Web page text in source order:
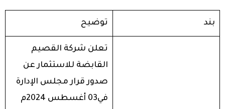
بند توضيح
تعلن شركة القصيم
القابضة للاستثمار عن
صدور قرار مجلس الإدارة
في03 أغسطس 2024م